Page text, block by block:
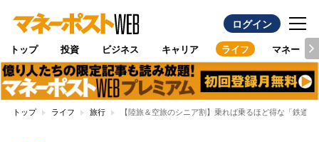
ログイン
トップ 投資 ビジネス キャリア ライフ マネー
トップ ライフ 旅行 【陸旅＆空旅のシニア割】乗れば乗るほど得な「鉄道